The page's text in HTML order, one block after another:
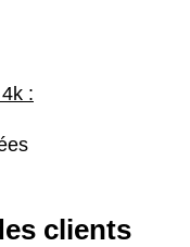
:
clients